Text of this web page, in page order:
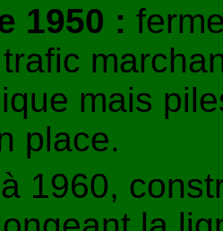
1950 :
mais
place.
1960,